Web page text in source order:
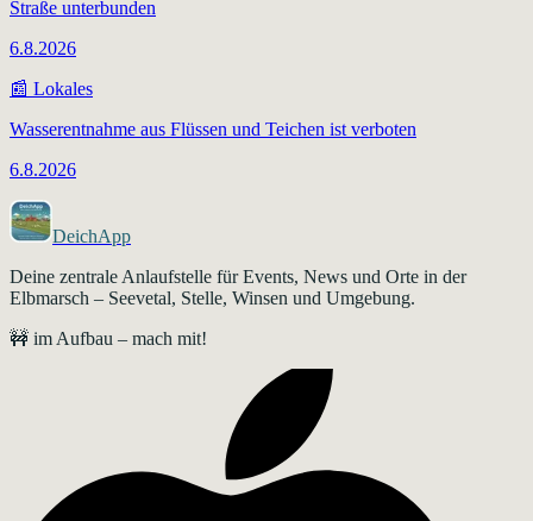
Straße unterbunden
6.8.2026
📰 Lokales
Wasserentnahme aus Flüssen und Teichen ist verboten
6.8.2026
DeichApp
Deine zentrale Anlaufstelle für Events, News und Orte in der
Elbmarsch – Seevetal, Stelle, Winsen und Umgebung.
🚧 im Aufbau – mach mit!